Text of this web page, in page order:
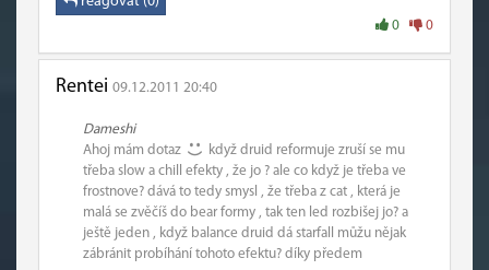
0 0
Rentei 09.12.2011 20:40
Dameshi
Ahoj mám dotaz
když druid reformuje zruší se mu
třeba slow a chill efekty , že jo ? ale co když je třeba ve
frostnove? dává to tedy smysl , že třeba z cat , která je
malá se zvěčíš do bear formy , tak ten led rozbišej jo? a
ještě jeden , když balance druid dá starfall můžu nějak
zábránit probíhání tohoto efektu? díky předem